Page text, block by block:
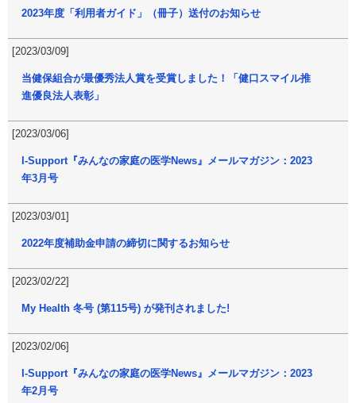
2023年度「利用者ガイド」（冊子）送付のお知らせ
[2023/03/09]
当健保組合が最優秀法人賞を受賞しました！「健口スマイル推
進優良法人表彰」
[2023/03/06]
I-Support『みんなの家庭の医学News』メールマガジン：2023
年3月号
[2023/03/01]
2022年度補助金申請の締切に関するお知らせ
[2023/02/22]
My Health 冬号 (第115号) が発刊されました!
[2023/02/06]
I-Support『みんなの家庭の医学News』メールマガジン：2023
年2月号